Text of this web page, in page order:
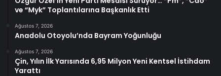
ve “Myk” Toplantılarına Başkanlık Etti
Ağustos 7, 2026
Anadolu Otoyolu’nda Bayram Yoğunluğu
Ağustos 7, 2026
Çin, Yılın İlk Yarısında 6,95 Milyon Yeni Kentsel İstihdam
Yarattı